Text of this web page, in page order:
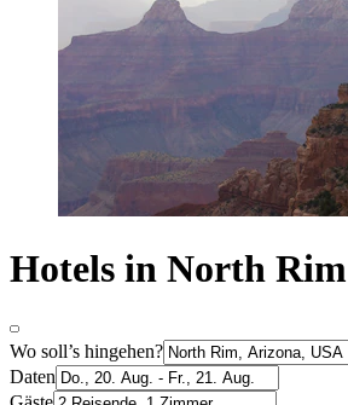
Hotels in North Rim
Wo soll’s hingehen?
Daten